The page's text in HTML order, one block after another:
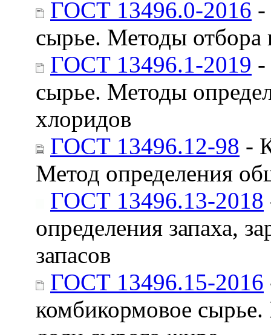
ГОСТ 13496.0-2016 -
сырье. Методы отбора
ГОСТ 13496.1-2019 -
сырье. Методы
хлоридов
ГОСТ 13496.12-98 -
Метод определения
ГОСТ 13496.13-2018
определения запаха,
запасов
ГОСТ 13496.15-2016
комбикормовое